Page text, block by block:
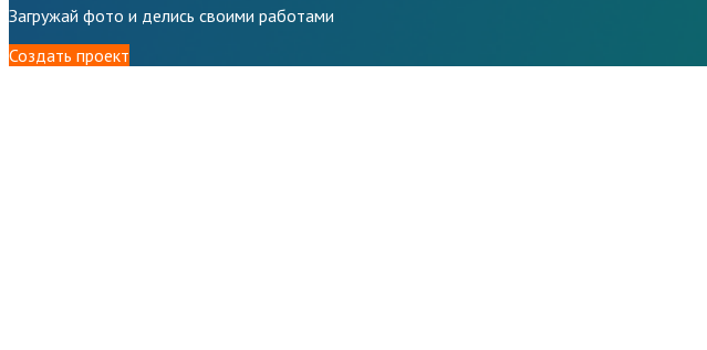
Загружай фото и делись своими работами
Создать проект